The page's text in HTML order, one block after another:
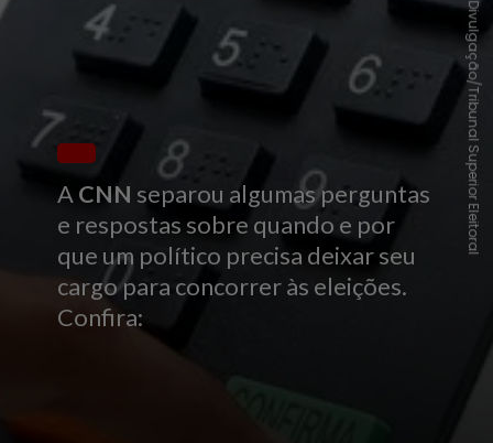
A CNN separou algumas perguntas
e respostas sobre quando e por
que um político precisa deixar seu
cargo para concorrer às eleições.
Confira:
Divulgação/Tribunal Superior Eleitoral